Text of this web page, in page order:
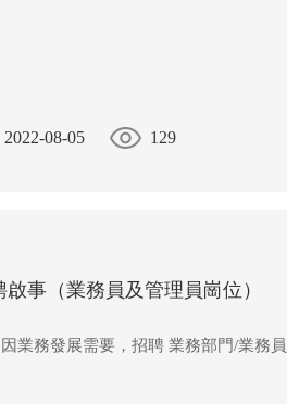
2022-08-05 129
啟事（業務員及管理員崗位）
業務發展需要，招聘 業務部門/業務